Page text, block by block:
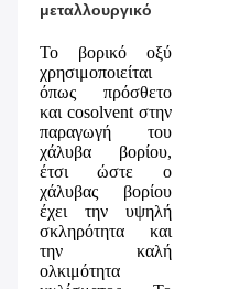
μεταλλουργικό
Το βορικό οξύ
χρησιμοποιείται
όπως πρόσθετο
και cosolvent στην
παραγωγή του
χάλυβα βορίου,
έτσι ώστε ο
χάλυβας βορίου
έχει την υψηλή
σκληρότητα και
την καλή
ολκιμότητα